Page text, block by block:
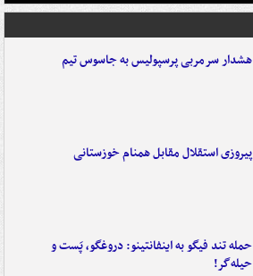
هشدار سرمربی پرسپولیس به جاسوس تیم
پیروزی استقلال مقابل همنام خوزستانی
حمله تند فیگو به اینفانتینو: دروغگو، پَست‌ و
حیله‌گر!